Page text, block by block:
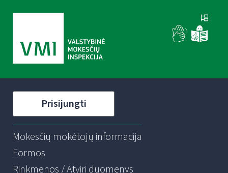
Prisijungti
Mokesčių mokėtojų informacija
Formos
Rinkmenos / Atviri duomenys